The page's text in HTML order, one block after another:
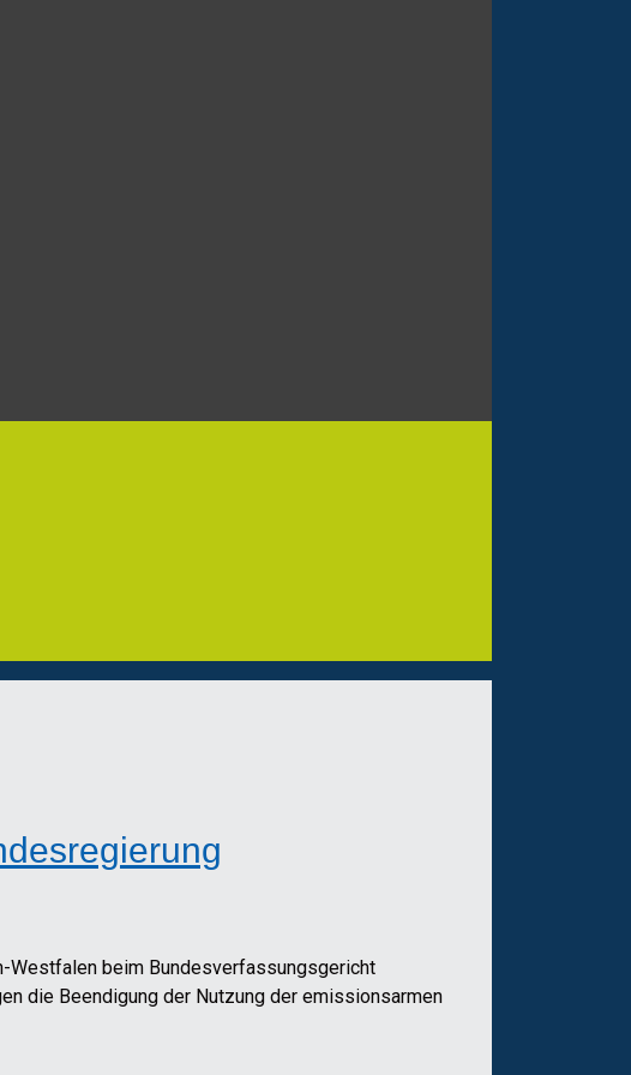
Westfalen beim Bundesverfassungsgericht
die Beendigung der Nutzung der emissionsarmen